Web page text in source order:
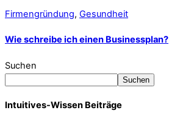
Firmengründung, Gesundheit
Wie schreibe ich einen Businessplan?
Suchen
Suchen
Intuitives-Wissen Beiträge